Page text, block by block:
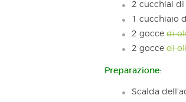
2 cucchiai
1 cucchiaio
2 gocce di
2 gocce di
Preparazione:
Scalda